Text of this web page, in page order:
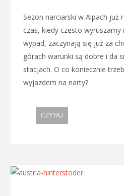
Sezon narciarski w Alpach już
czas, kiedy często wyruszamy
wypad, zaczynają się już za
górach warunki są dobre i da
stacjach. O co koniecznie
wyjazdem na narty?
CZYTAJ